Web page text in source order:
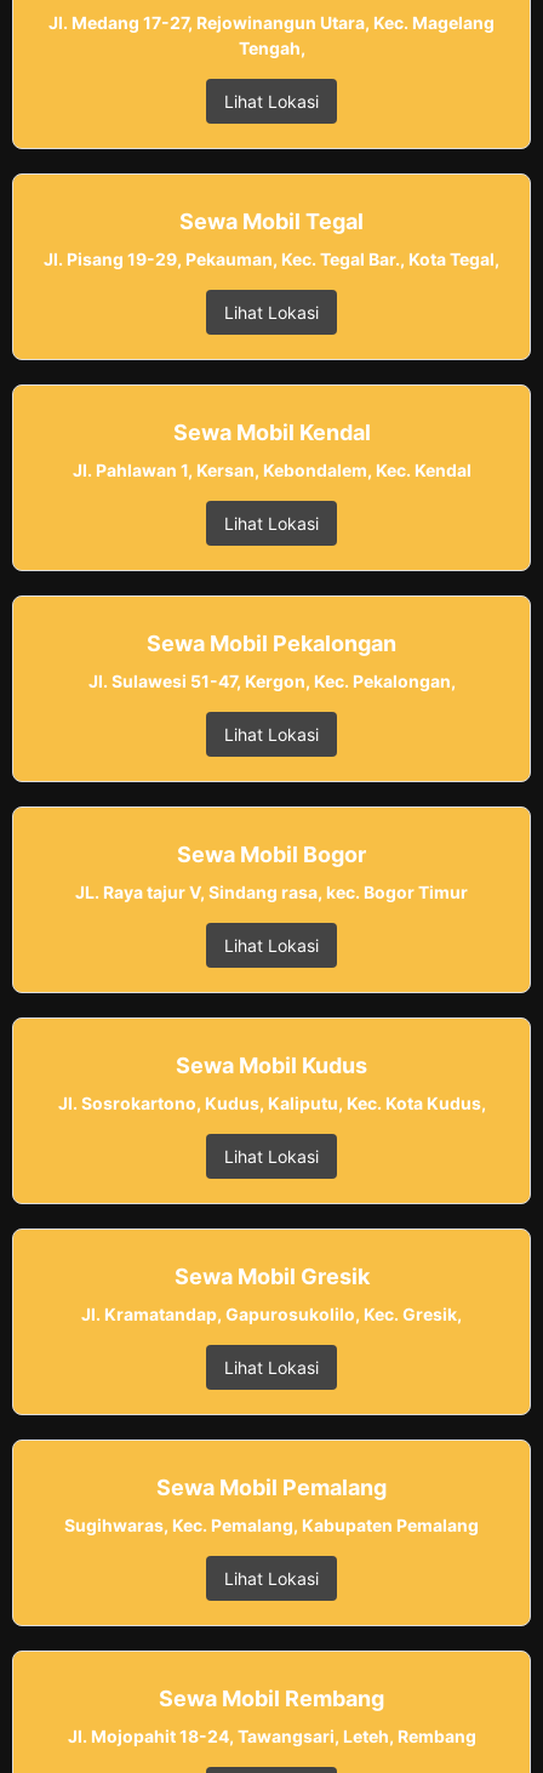
Jl. Medang 17-27, Rejowinangun Utara, Kec. Magelang
Tengah,
Lihat Lokasi
Sewa Mobil Tegal
Jl. Pisang 19-29, Pekauman, Kec. Tegal Bar., Kota Tegal,
Lihat Lokasi
Sewa Mobil Kendal
Jl. Pahlawan 1, Kersan, Kebondalem, Kec. Kendal
Lihat Lokasi
Sewa Mobil Pekalongan
Jl. Sulawesi 51-47, Kergon, Kec. Pekalongan,
Lihat Lokasi
Sewa Mobil Bogor
JL. Raya tajur V, Sindang rasa, kec. Bogor Timur
Lihat Lokasi
Sewa Mobil Kudus
Jl. Sosrokartono, Kudus, Kaliputu, Kec. Kota Kudus,
Lihat Lokasi
Sewa Mobil Gresik
Jl. Kramatandap, Gapurosukolilo, Kec. Gresik,
Lihat Lokasi
Sewa Mobil Pemalang
Sugihwaras, Kec. Pemalang, Kabupaten Pemalang
Lihat Lokasi
Sewa Mobil Rembang
Jl. Mojopahit 18-24, Tawangsari, Leteh, Rembang